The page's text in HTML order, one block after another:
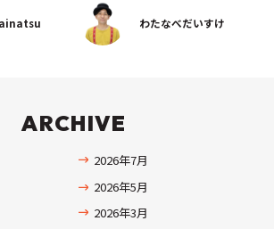
わたなべだいすけ
ARCHIVE
2026年7月
2026年5月
2026年3月